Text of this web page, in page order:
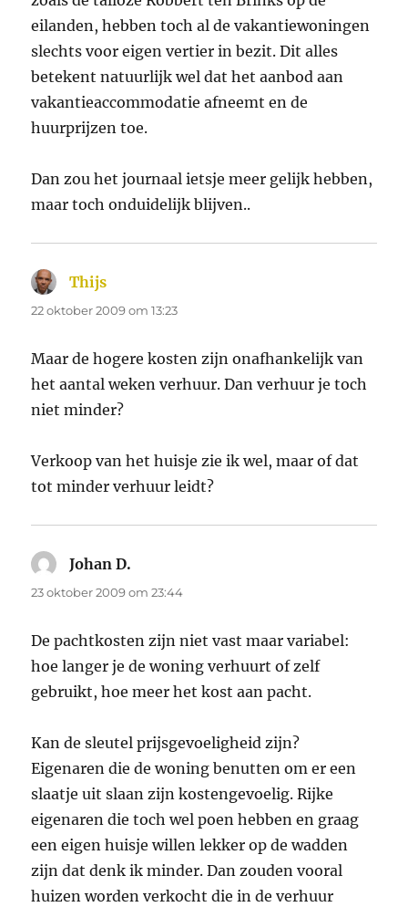
eilanden, hebben toch al de vakantiewoningen
slechts voor eigen vertier in bezit. Dit alles
betekent natuurlijk wel dat het aanbod aan
vakantieaccommodatie afneemt en de
huurprijzen toe.
Dan zou het journaal ietsje meer gelijk hebben,
maar toch onduidelijk blijven..
Thijs
22 oktober 2009 om 13:23
Maar de hogere kosten zijn onafhankelijk van
het aantal weken verhuur. Dan verhuur je toch
niet minder?
Verkoop van het huisje zie ik wel, maar of dat
tot minder verhuur leidt?
Johan D.
23 oktober 2009 om 23:44
De pachtkosten zijn niet vast maar variabel:
hoe langer je de woning verhuurt of zelf
gebruikt, hoe meer het kost aan pacht.
Kan de sleutel prijsgevoeligheid zijn?
Eigenaren die de woning benutten om er een
slaatje uit slaan zijn kostengevoelig. Rijke
eigenaren die toch wel poen hebben en graag
een eigen huisje willen lekker op de wadden
zijn dat denk ik minder. Dan zouden vooral
huizen worden verkocht die in de verhuur